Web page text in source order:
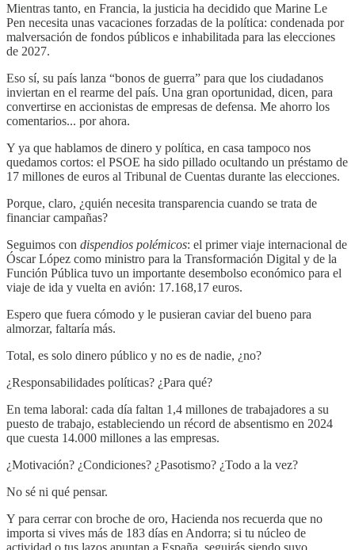
Mientras tanto, en Francia, la justicia ha decidido que Marine Le
Pen necesita unas vacaciones forzadas de la política: condenada por
malversación de fondos públicos e inhabilitada para las elecciones
de 2027.
Eso sí, su país lanza “bonos de guerra” para que los ciudadanos
inviertan en el rearme del país. Una gran oportunidad, dicen, para
convertirse en accionistas de empresas de defensa. Me ahorro los
comentarios... por ahora.
Y ya que hablamos de dinero y política, en casa tampoco nos
quedamos cortos: el PSOE ha sido pillado ocultando un préstamo de
17 millones de euros al Tribunal de Cuentas durante las elecciones.
Porque, claro, ¿quién necesita transparencia cuando se trata de
financiar campañas?
Seguimos con dispendios polémicos: el primer viaje internacional de
Óscar López como ministro para la Transformación Digital y de la
Función Pública tuvo un importante desembolso económico para el
viaje de ida y vuelta en avión: 17.168,17 euros.
Espero que fuera cómodo y le pusieran caviar del bueno para
almorzar, faltaría más.
Total, es solo dinero público y no es de nadie, ¿no?
¿Responsabilidades políticas? ¿Para qué?
En tema laboral: cada día faltan 1,4 millones de trabajadores a su
puesto de trabajo, estableciendo un récord de absentismo en 2024
que cuesta 14.000 millones a las empresas.
¿Motivación? ¿Condiciones? ¿Pasotismo? ¿Todo a la vez?
No sé ni qué pensar.
Y para cerrar con broche de oro, Hacienda nos recuerda que no
importa si vives más de 183 días en Andorra; si tu núcleo de
actividad o tus lazos apuntan a España, seguirás siendo suyo.